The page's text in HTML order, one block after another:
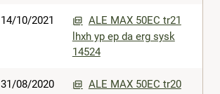
14/10/2021
ALE MAX 50EC tr21
lhxh yp ep da erg sysk
14524
31/08/2020
ALE MAX 50EC tr20